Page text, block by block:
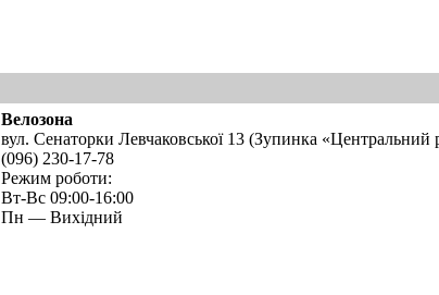
Велозона
вул. Сенаторки Левчаковської 13 (Зупинка «Центральний
(096) 230-17-78
Режим роботи:
Вт-Вс 09:00-16:00
Пн — Вихідний